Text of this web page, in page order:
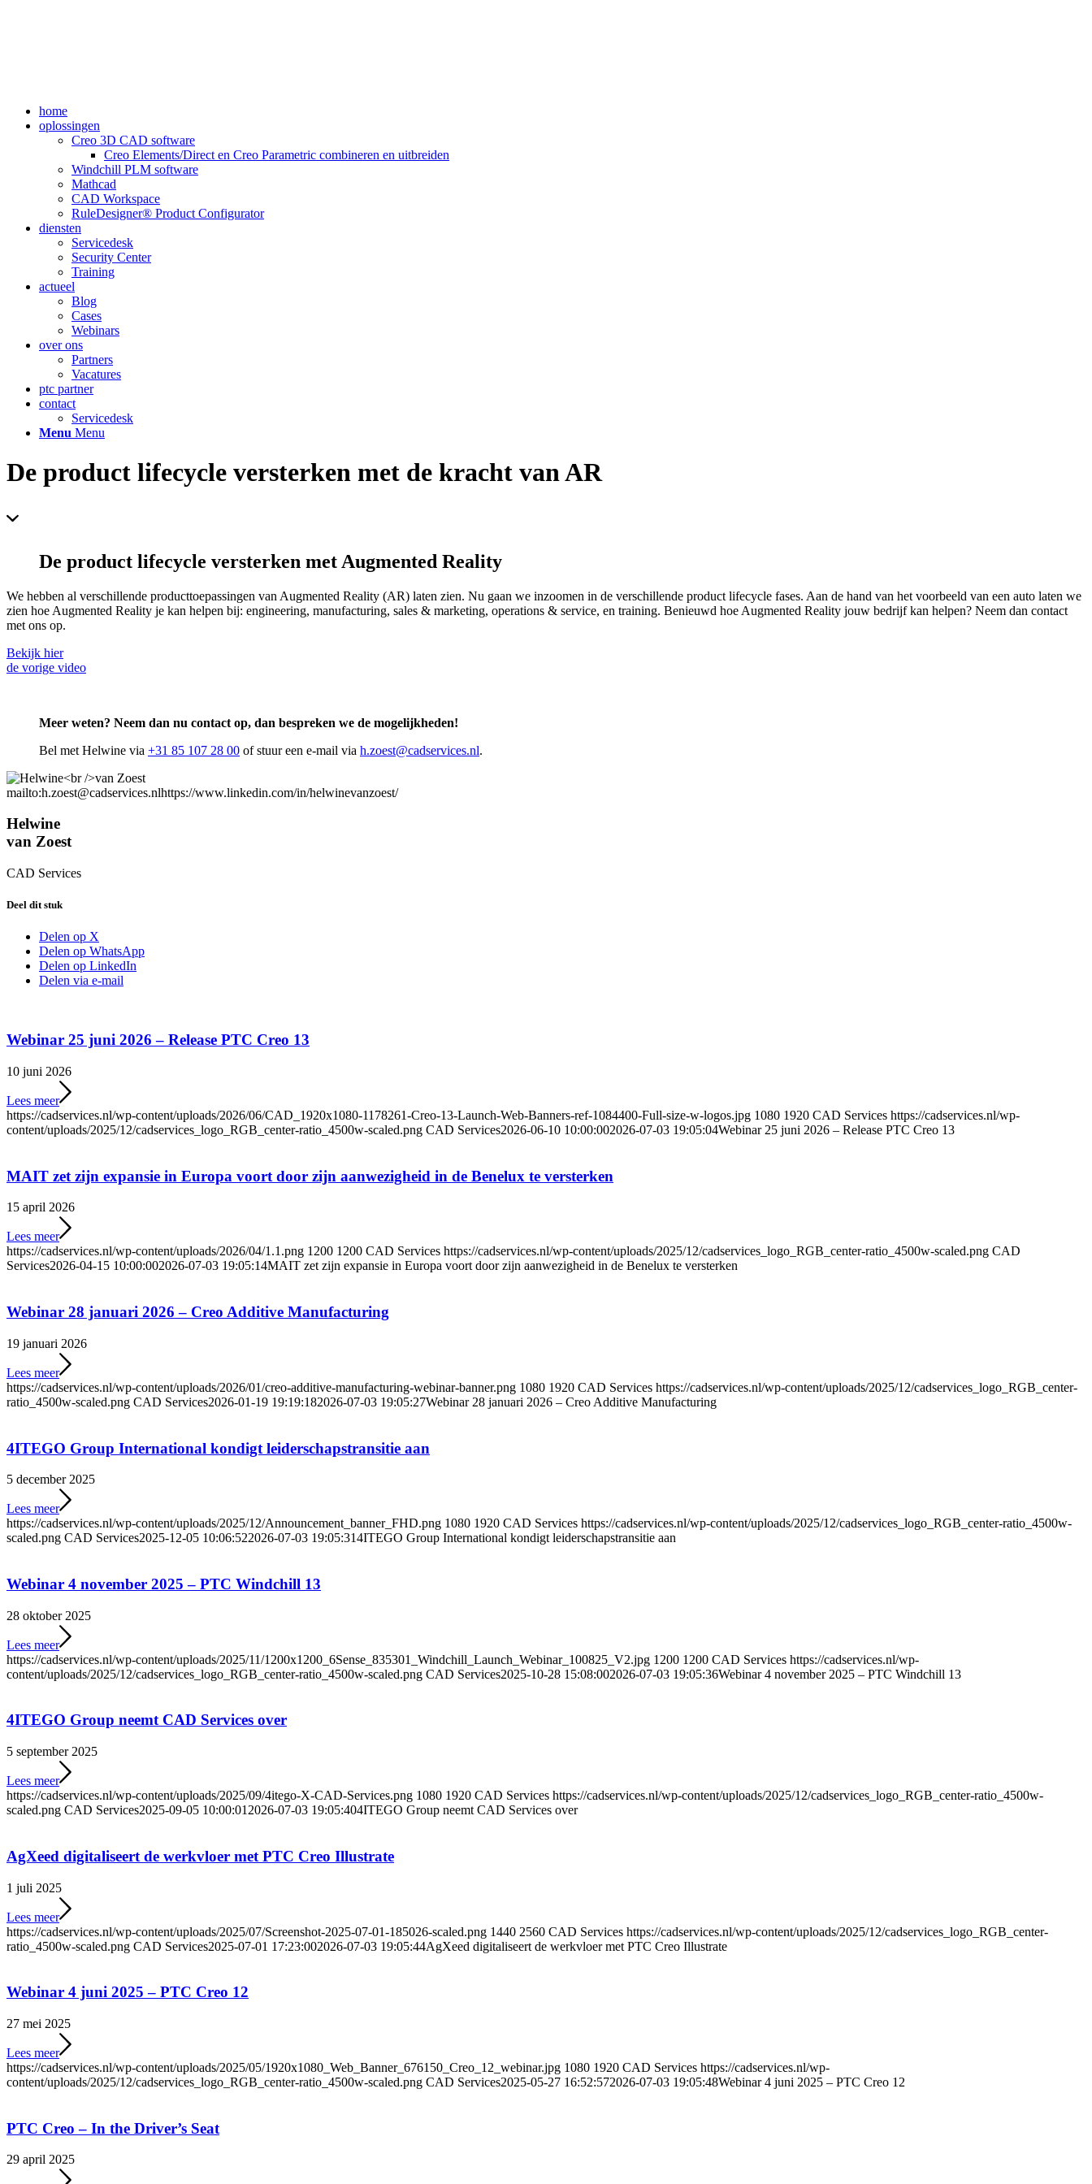
home
oplossingen
Creo 3D CAD software
Creo Elements/Direct en Creo Parametric combineren en uitbreiden
Windchill PLM software
Mathcad
CAD Workspace
RuleDesigner® Product Configurator
diensten
Servicedesk
Security Center
Training
actueel
Blog
Cases
Webinars
over ons
Partners
Vacatures
ptc partner
contact
Servicedesk
Menu Menu
De product lifecycle versterken met de kracht van AR
De product lifecycle versterken met Augmented Reality
We hebben al verschillende producttoepassingen van Augmented Reality (AR) laten zien. Nu gaan we inzoomen in de verschillende product lifecycle fases. Aan de hand van het voorbeeld van een auto laten we
zien hoe Augmented Reality je kan helpen bij: engineering, manufacturing, sales & marketing, operations & service, en training. Benieuwd hoe Augmented Reality jouw bedrijf kan helpen? Neem dan contact
met ons op.
Bekijk hier
de vorige video
Meer weten? Neem dan nu contact op, dan bespreken we de mogelijkheden!
Bel met Helwine via +31 85 107 28 00 of stuur een e-mail via h.zoest@cadservices.nl.
mailto:h.zoest@cadservices.nlhttps://www.linkedin.com/in/helwinevanzoest/
Helwine
van Zoest
CAD Services
Deel dit stuk
Delen op X
Delen op WhatsApp
Delen op LinkedIn
Delen via e-mail
Webinar 25 juni 2026 – Release PTC Creo 13
10 juni 2026
Lees meer
https://cadservices.nl/wp-content/uploads/2026/06/CAD_1920x1080-1178261-Creo-13-Launch-Web-Banners-ref-1084400-Full-size-w-logos.jpg 1080 1920 CAD Services https://cadservices.nl/wp-
content/uploads/2025/12/cadservices_logo_RGB_center-ratio_4500w-scaled.png CAD Services2026-06-10 10:00:002026-07-03 19:05:04Webinar 25 juni 2026 – Release PTC Creo 13
MAIT zet zijn expansie in Europa voort door zijn aanwezigheid in de Benelux te versterken
15 april 2026
Lees meer
https://cadservices.nl/wp-content/uploads/2026/04/1.1.png 1200 1200 CAD Services https://cadservices.nl/wp-content/uploads/2025/12/cadservices_logo_RGB_center-ratio_4500w-scaled.png CAD
Services2026-04-15 10:00:002026-07-03 19:05:14MAIT zet zijn expansie in Europa voort door zijn aanwezigheid in de Benelux te versterken
Webinar 28 januari 2026 – Creo Additive Manufacturing
19 januari 2026
Lees meer
https://cadservices.nl/wp-content/uploads/2026/01/creo-additive-manufacturing-webinar-banner.png 1080 1920 CAD Services https://cadservices.nl/wp-content/uploads/2025/12/cadservices_logo_RGB_center-
ratio_4500w-scaled.png CAD Services2026-01-19 19:19:182026-07-03 19:05:27Webinar 28 januari 2026 – Creo Additive Manufacturing
4ITEGO Group International kondigt leiderschapstransitie aan
5 december 2025
Lees meer
https://cadservices.nl/wp-content/uploads/2025/12/Announcement_banner_FHD.png 1080 1920 CAD Services https://cadservices.nl/wp-content/uploads/2025/12/cadservices_logo_RGB_center-ratio_4500w-
scaled.png CAD Services2025-12-05 10:06:522026-07-03 19:05:314ITEGO Group International kondigt leiderschapstransitie aan
Webinar 4 november 2025 – PTC Windchill 13
28 oktober 2025
Lees meer
https://cadservices.nl/wp-content/uploads/2025/11/1200x1200_6Sense_835301_Windchill_Launch_Webinar_100825_V2.jpg 1200 1200 CAD Services https://cadservices.nl/wp-
content/uploads/2025/12/cadservices_logo_RGB_center-ratio_4500w-scaled.png CAD Services2025-10-28 15:08:002026-07-03 19:05:36Webinar 4 november 2025 – PTC Windchill 13
4ITEGO Group neemt CAD Services over
5 september 2025
Lees meer
https://cadservices.nl/wp-content/uploads/2025/09/4itego-X-CAD-Services.png 1080 1920 CAD Services https://cadservices.nl/wp-content/uploads/2025/12/cadservices_logo_RGB_center-ratio_4500w-
scaled.png CAD Services2025-09-05 10:00:01 2026-07-03 19:05:404ITEGO Group neemt CAD Services over
AgXeed digitaliseert de werkvloer met PTC Creo Illustrate
1 juli 2025
Lees meer
https://cadservices.nl/wp-content/uploads/2025/07/Screenshot-2025-07-01-185026-scaled.png 1440 2560 CAD Services https://cadservices.nl/wp-content/uploads/2025/12/cadservices_logo_RGB_center-
ratio_4500w-scaled.png CAD Services2025-07-01 17:23:002026-07-03 19:05:44AgXeed digitaliseert de werkvloer met PTC Creo Illustrate
Webinar 4 juni 2025 – PTC Creo 12
27 mei 2025
Lees meer
https://cadservices.nl/wp-content/uploads/2025/05/1920x1080_Web_Banner_676150_Creo_12_webinar.jpg 1080 1920 CAD Services https://cadservices.nl/wp-
content/uploads/2025/12/cadservices_logo_RGB_center-ratio_4500w-scaled.png CAD Services2025-05-27 16:52:572026-07-03 19:05:48Webinar 4 juni 2025 – PTC Creo 12
PTC Creo – In the Driver’s Seat
29 april 2025